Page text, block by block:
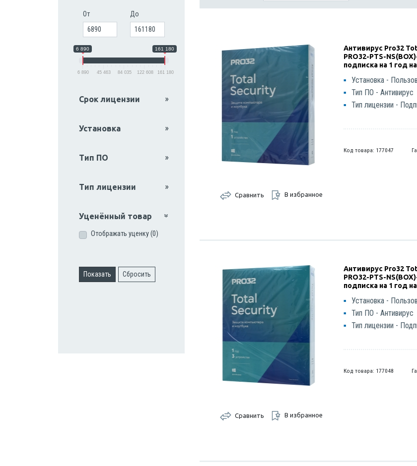
От До
6 890 161 180
6 890 45 463 84 035 122 608 161 180
Срок лицензии
Установка
Тип ПО
Тип лицензии
Уценённый товар
Отображать уценку (0)
Показать Сбросить
Сравнить В избранное
Антивирус Pro32
PRO32-PTS-
подписка на 1 год
Установка -
Тип ПО - Антивирус
Тип лицензии -
Код товара: 177047
Сравнить В избранное
Антивирус Pro32
PRO32-PTS-
подписка на 1 год
Установка -
Тип ПО - Антивирус
Тип лицензии -
Код товара: 177048